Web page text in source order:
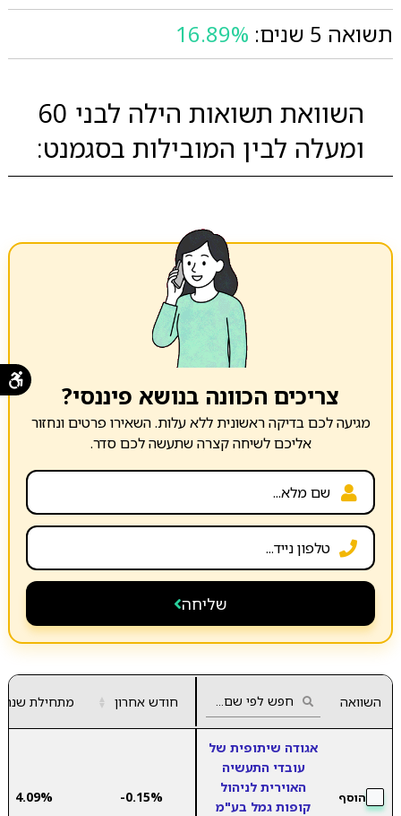
תשואה 5 שנים:
16.89%
השוואת תשואות הילה לבני 60
ומעלה לבין המובילות בסגמנט:
צריכים הכוונה בנושא פיננסי?
מגיעה לכם בדיקה ראשונית ללא עלות. השאירו פרטים ונחזור
אליכם לשיחה קצרה שתעשה לכם סדר.
שליחה
השוואה חודש אחרון ▲
▼ מתחילת שנה
הוסף
אגודה שיתופית של
עובדי התעשיה
האוירית לניהול
קופות גמל בע"מ
-0.15%
4.09%